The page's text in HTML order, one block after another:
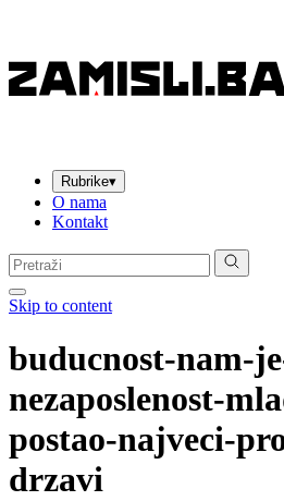
Rubrike▾
O nama
Kontakt
Pretraga:
Skip to content
buducnost-nam-
nezaposlenost-
postao-najveci-
drzavi